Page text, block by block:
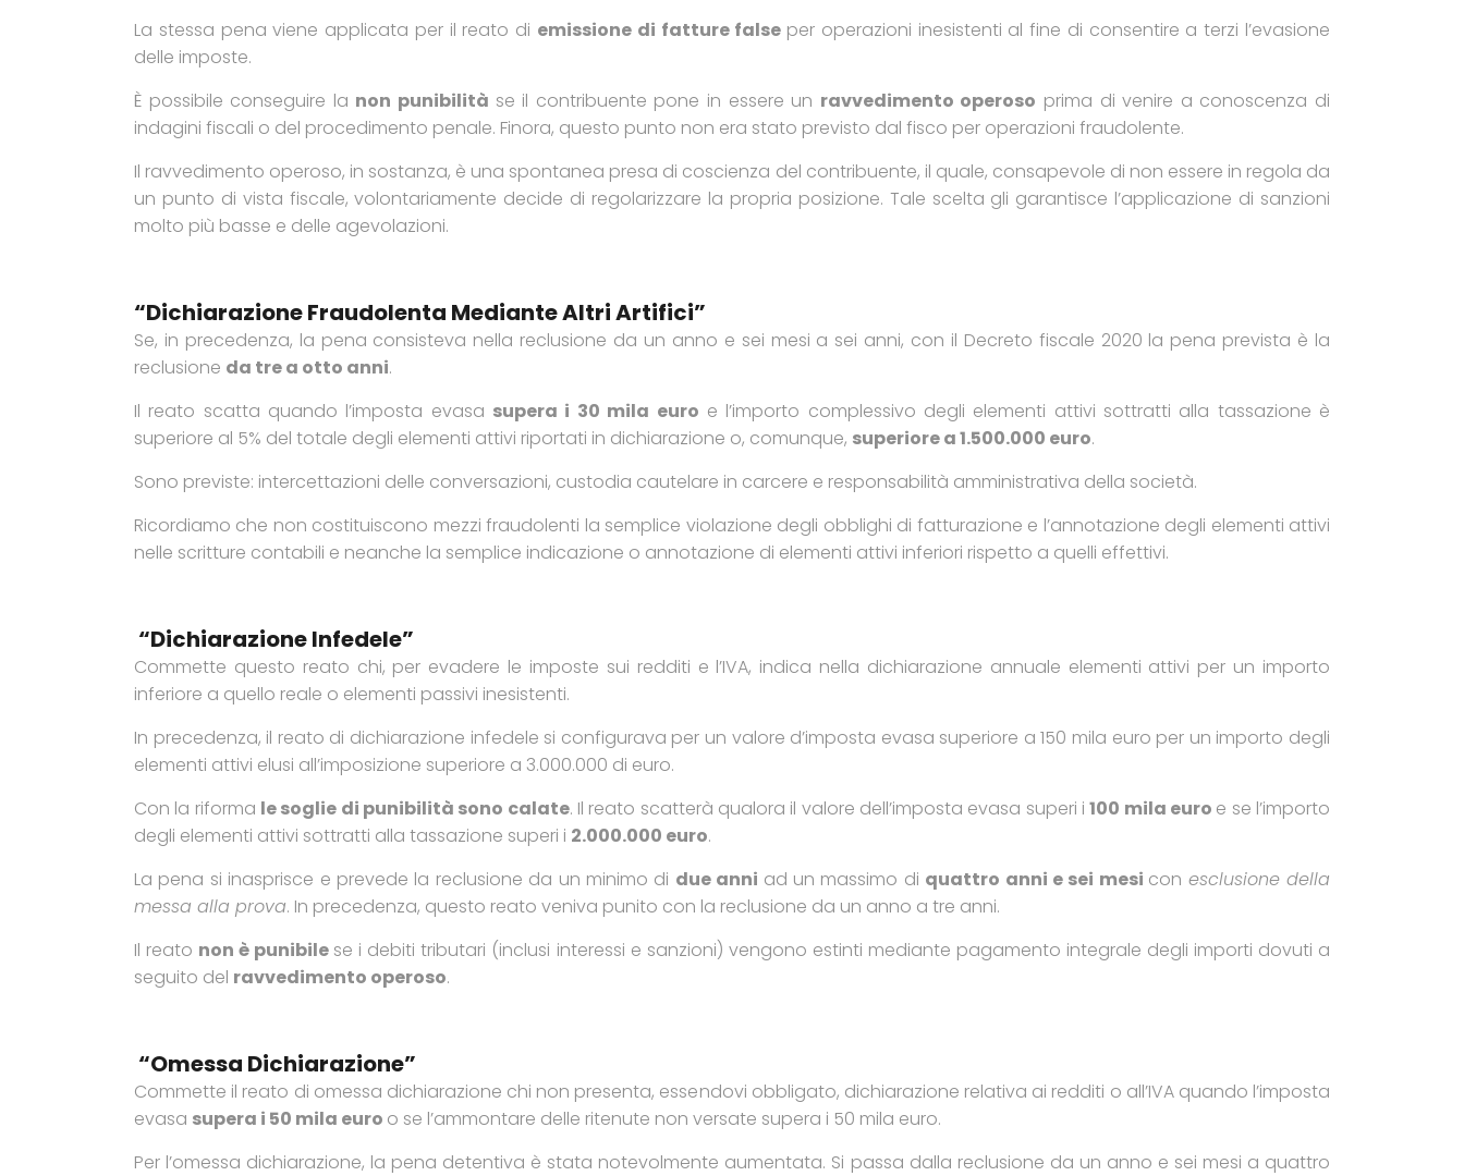
La stessa pena viene applicata per il reato di emissione di fatture false per operazioni inesistenti al fine di consentire a terzi l’evasione
delle imposte.
È possibile conseguire la non punibilità se il contribuente pone in essere un ravvedimento operoso prima di venire a conoscenza di
indagini fiscali o del procedimento penale. Finora, questo punto non era stato previsto dal fisco per operazioni fraudolente.
Il ravvedimento operoso, in sostanza, è una spontanea presa di coscienza del contribuente, il quale, consapevole di non essere in regola da
un punto di vista fiscale, volontariamente decide di regolarizzare la propria posizione. Tale scelta gli garantisce l’applicazione di sanzioni
molto più basse e delle agevolazioni.
“Dichiarazione Fraudolenta Mediante Altri Artifici”
Se, in precedenza, la pena consisteva nella reclusione da un anno e sei mesi a sei anni, con il Decreto fiscale 2020 la pena prevista è la
reclusione da tre a otto anni.
Il reato scatta quando l’imposta evasa supera i 30 mila euro e l’importo complessivo degli elementi attivi sottratti alla tassazione è
superiore al 5% del totale degli elementi attivi riportati in dichiarazione o, comunque, superiore a 1.500.000 euro.
Sono previste: intercettazioni delle conversazioni, custodia cautelare in carcere e responsabilità amministrativa della società.
Ricordiamo che non costituiscono mezzi fraudolenti la semplice violazione degli obblighi di fatturazione e l’annotazione degli elementi attivi
nelle scritture contabili e neanche la semplice indicazione o annotazione di elementi attivi inferiori rispetto a quelli effettivi.
“Dichiarazione Infedele”
Commette questo reato chi, per evadere le imposte sui redditi e l’IVA, indica nella dichiarazione annuale elementi attivi per un importo
inferiore a quello reale o elementi passivi inesistenti.
In precedenza, il reato di dichiarazione infedele si configurava per un valore d’imposta evasa superiore a 150 mila euro per un importo degli
elementi attivi elusi all’imposizione superiore a 3.000.000 di euro.
Con la riforma le soglie di punibilità sono calate. Il reato scatterà qualora il valore dell’imposta evasa superi i100 mila euro e se l’importo
degli elementi attivi sottratti alla tassazione superi i 2.000.000 euro.
La pena si inasprisce e prevede la reclusione da un minimo di due anni ad un massimo di quattro anni e sei mesi con esclusione della
messa alla prova. In precedenza, questo reato veniva punito con la reclusione da un anno a tre anni.
Il reato non è punibile se i debiti tributari (inclusi interessi e sanzioni) vengono estinti mediante pagamento integrale degli importi dovuti a
seguito del ravvedimento operoso.
“Omessa Dichiarazione”
Commette il reato di omessa dichiarazione chi non presenta, essendovi obbligato, dichiarazione relativa ai redditi o all’IVA quando l’imposta
evasa supera i 50 mila euro o se l’ammontare delle ritenute non versate supera i 50 mila euro.
Per l’omessa dichiarazione, la pena detentiva è stata notevolmente aumentata. Si passa dalla reclusione da un anno e sei mesi a quattro